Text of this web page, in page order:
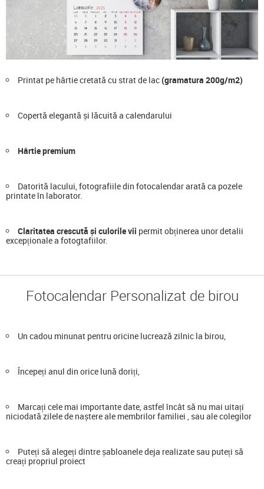
Printat pe hârtie cretată cu strat de lac(gramatura 200g/m2)
Copertă elegantă și lăcuită a calendarului
Hârtie premium
Datorită lacului, fotografiile din fotocalendar arată ca pozele
printate în laborator.
Claritatea crescută și culorile vii permit obținerea unor detalii
excepționale a fotogtafiilor.
Fotocalendar Personalizat de birou
Un cadou minunat pentru oricine lucrează zilnic la birou,
Începeți anul din orice lună doriți,
Marcați cele mai importante date, astfel încât să nu mai uitați
niciodată zilele de naștere ale membrilor familiei , sau ale colegilor
Puteți să alegeți dintre șabloanele deja realizate sau puteți să
creați propriul proiect